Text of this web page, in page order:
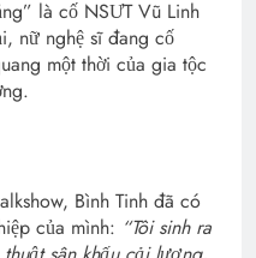
là cố NSƯT Vũ Linh
nữ nghệ sĩ đang cố
một thời của gia tộc
Bình Tinh đã có
của mình: “Tôi sinh ra